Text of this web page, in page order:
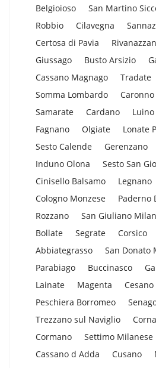
Belgioioso
San Martino
Robbio
Cilavegna
Certosa di Pavia
Giussago
Busto Arsizio
Cassano Magnago
Tradate
Somma Lombardo
Caronno
Samarate
Cardano Luino
Fagnano
Olgiate
Lonate
Sesto Calende
Gerenzano
Induno Olona
Sesto San
Cinisello Balsamo
Legnano
Cologno Monzese
Paderno
Rozzano
San Giuliano
Bollate
Segrate Corsico
Abbiategrasso
San Donato
Parabiago
Buccinasco
Lainate
Magenta
Peschiera Borromeo
Trezzano sul Naviglio
Cormano
Settimo Milanese
Cassano d Adda
Cusano